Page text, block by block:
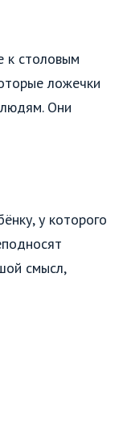
к столовым
ложечки
Они
у которого
смысл,